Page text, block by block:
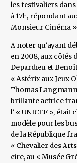
les festivaliers dans
à 17h, répondant
Monsieur Cinéma »
A noter qu’ayant
en 2008, aux côtés
Depardieu et
« Astérix aux Jeux
Thomas
brillante actrice
l’ « UNICEF »,
modèle pour les
de la République
« Chevalier des
cire, au « Musée